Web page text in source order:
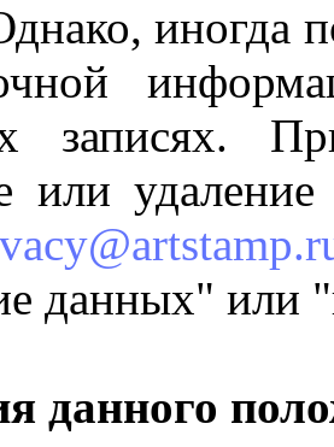
иногда
записях.
или
данных" или
данного